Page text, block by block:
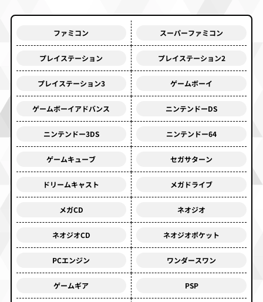
ファミコン スーパーファミコン
プレイステーション プレイステーション2
プレイステーション3 ゲームボーイ
ゲームボーイアドバンス ニンテンドーDS
ニンテンドー3DS ニンテンドー64
ゲームキューブ セガサターン
ドリームキャスト メガドライブ
メガCD ネオジオ
ネオジオCD ネオジオポケット
PCエンジン ワンダースワン
ゲームギア PSP